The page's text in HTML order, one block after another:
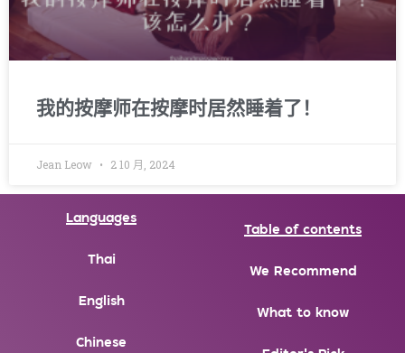
我的按摩师在按摩时居然睡着了！
Jean Leow 2 10 月, 2024
Languages
Thai
English
Chinese
Table of contents
We Recommend
What to know